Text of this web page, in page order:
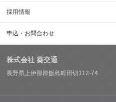
採用情報
申込・お問合わせ
株式会社 葵交通
長野県上伊那郡飯島町田切112-74